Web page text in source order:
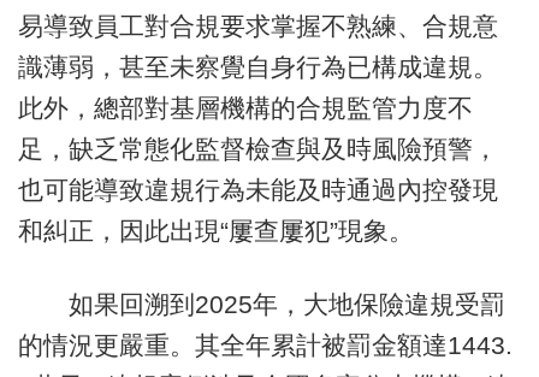
易導致員工對合規要求掌握不熟練、合規意
識薄弱，甚至未察覺自身行為已構成違規。
此外，總部對基層機構的合規監管力度不
足，缺乏常態化監督檢查與及時風險預警，
也可能導致違規行為未能及時通過內控發現
和糾正，因此出現“屢查屢犯”現象。
如果回溯到2025年，大地保險違規受罰
的情況更嚴重。其全年累計被罰金額達1443.